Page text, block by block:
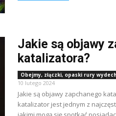
Jakie są objawy
katalizatora?
Obejmy, złączki, opaski rury
10 lutego 2024
Jakie są objawy zapchanego
katalizator jest jednym z